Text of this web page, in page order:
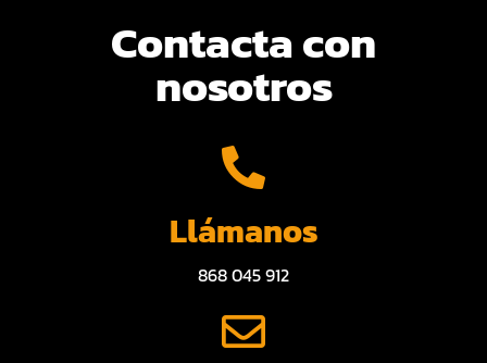
Contacta con
nosotros
Llámanos
868 045 912